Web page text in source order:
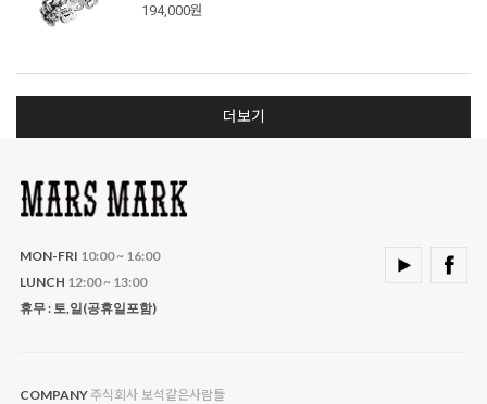
194,000원
더보기
MON-FRI 10:00 ~ 16:00
LUNCH 12:00 ~ 13:00
휴무 : 토,일(공휴일포함)
COMPANY 주식회사 보석같은사람들